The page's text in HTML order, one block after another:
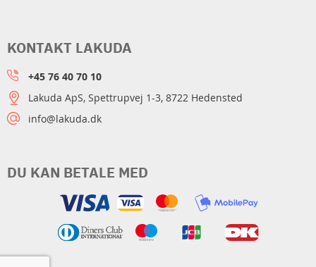
DU KAN BETALE MED
KONTAKT LAKUDA
+45 76 40 70 10
Lakuda ApS, Spettrupvej 1-3, 8722 Hedensted
info@lakuda.dk